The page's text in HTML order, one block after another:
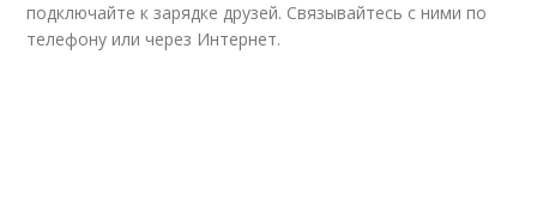
подключайте к зарядке друзей. Связывайтесь с ними по
телефону или через Интернет.